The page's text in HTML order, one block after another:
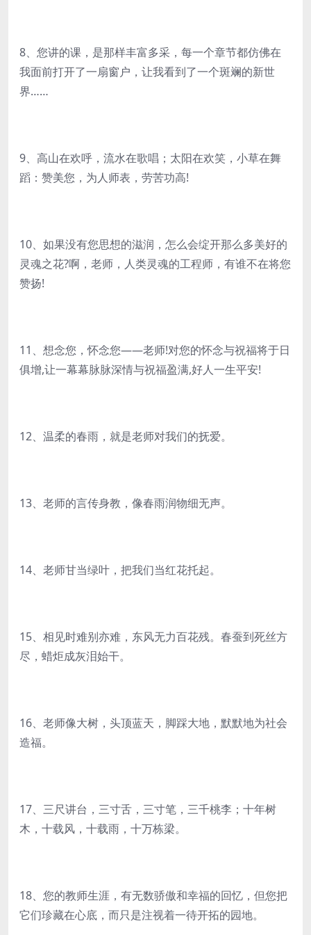
8、您讲的课，是那样丰富多采，每一个章节都仿佛在
我面前打开了一扇窗户，让我看到了一个斑斓的新世
界……
9、高山在欢呼，流水在歌唱；太阳在欢笑，小草在舞
蹈：赞美您，为人师表，劳苦功高!
10、如果没有您思想的滋润，怎么会绽开那么多美好的
灵魂之花?啊，老师，人类灵魂的工程师，有谁不在将您
赞扬!
11、想念您，怀念您――老师!对您的怀念与祝福将于日
俱增,让一幕幕脉脉深情与祝福盈满,好人一生平安!
12、温柔的春雨，就是老师对我们的抚爱。
13、老师的言传身教，像春雨润物细无声。
14、老师甘当绿叶，把我们当红花托起。
15、相见时难别亦难，东风无力百花残。春蚕到死丝方
尽，蜡炬成灰泪始干。
16、老师像大树，头顶蓝天，脚踩大地，默默地为社会
造福。
17、三尺讲台，三寸舌，三寸笔，三千桃李；十年树
木，十载风，十载雨，十万栋梁。
18、您的教师生涯，有无数骄傲和幸福的回忆，但您把
它们珍藏在心底，而只是注视着一待开拓的园地。